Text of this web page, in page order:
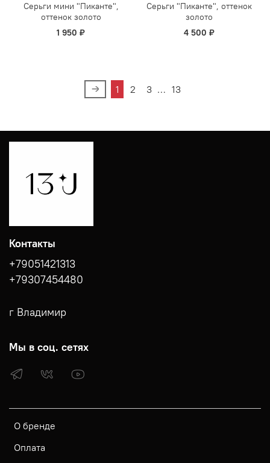
Серьги мини "Пиканте",
оттенок золото
1 950 ₽
Серьги "Пиканте", оттенок
золото
4 500 ₽
1 2 3 … 13
О бренде
Оплата
Контакты
+79051421313
+79307454480
г Владимир
Мы в соц. сетях